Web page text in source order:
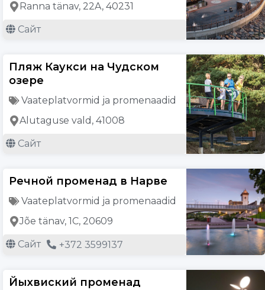
Ranna tänav, 22A, 40231
Сайт
Пляж Каукси на Чудском
озере
Vaateplatvormid ja promenaadid
Alutaguse vald, 41008
Сайт
Речной променад в Нарве
Vaateplatvormid ja promenaadid
Jõe tänav, 1C, 20609
Сайт +372 3599137
Йыхвиский променад